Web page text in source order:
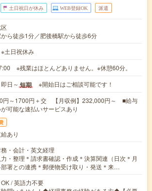
土日祝日が休み WEB登録OK 派遣
ら徒歩1分／肥後橋駅から徒歩6分
土日祝休み
※残業はほとんどありません。※休憩60分。
即日～ 短期 ※開始日はご相談可能です！
円～1700円＋交 【月収例】232,000円～ ■給与
可能な速払いサービスあり
あり
・会計・英文経理
力・整理＊請求書確認・作成＊決算関連（日次＊月
署との連携＊郵便物受け取り・発送＊来…
/ 英語力不要